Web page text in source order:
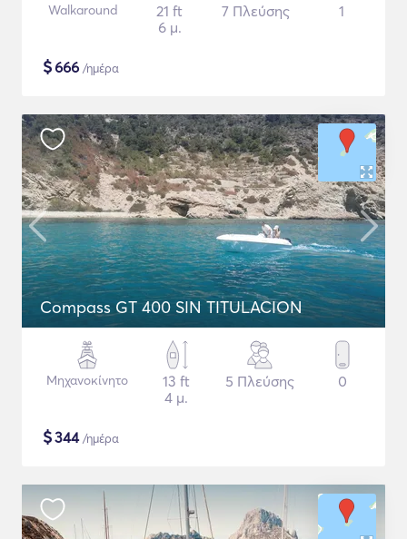
Walkaround
21 ft
6 μ.
7 Πλεύσης 1
$666 /ημέρα
Compass GT 400 SIN TITULACION
Μηχανοκίνητο
13 ft
4 μ.
5 Πλεύσης 0
$344/ημέρα